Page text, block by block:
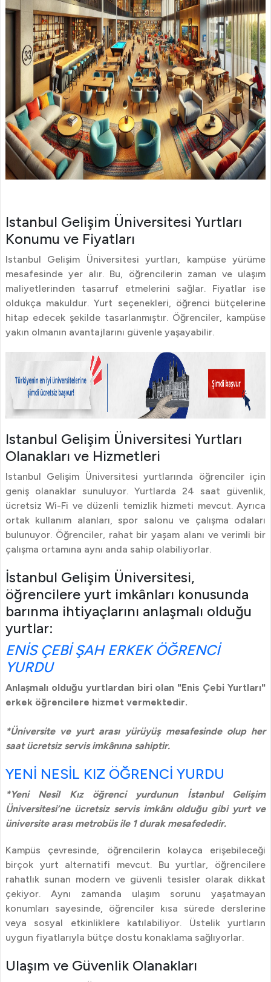
Istanbul Gelişim Üniversitesi Yurtları
Konumu ve Fiyatları
Istanbul Gelişim Üniversitesi yurtları, kampüse yürüme
mesafesinde yer alır. Bu, öğrencilerin zaman ve ulaşım
maliyetlerinden tasarruf etmelerini sağlar. Fiyatlar ise
oldukça makuldur. Yurt seçenekleri, öğrenci bütçelerine
hitap edecek şekilde tasarlanmıştır. Öğrenciler, kampüse
yakın olmanın avantajlarını güvenle yaşayabilir.
Istanbul Gelişim Üniversitesi Yurtları
Olanakları ve Hizmetleri
Istanbul Gelişim Üniversitesi yurtlarında öğrenciler için
geniş olanaklar sunuluyor. Yurtlarda 24 saat güvenlik,
ücretsiz Wi-Fi ve düzenli temizlik hizmeti mevcut. Ayrıca
ortak kullanım alanları, spor salonu ve çalışma odaları
bulunuyor. Öğrenciler, rahat bir yaşam alanı ve verimli bir
çalışma ortamına aynı anda sahip olabiliyorlar.
İstanbul Gelişim Üniversitesi,
öğrencilere yurt imkânları konusunda
barınma ihtiyaçlarını anlaşmalı olduğu
yurtlar:
ENİS ÇEBİ ŞAH ERKEK ÖĞRENCİ
YURDU
Anlaşmalı olduğu yurtlardan biri olan "Enis Çebi Yurtları"
erkek öğrencilere hizmet vermektedir.
*Üniversite ve yurt arası yürüyüş mesafesinde olup her
saat ücretsiz servis imkânına sahiptir.
YENİ NESİL KIZ ÖĞRENCİ YURDU
*Yeni Nesil Kız öğrenci yurdunun İstanbul Gelişim
Üniversitesi’ne ücretsiz servis imkânı olduğu gibi yurt ve
üniversite arası metrobüs ile 1 durak mesafededir.
Kampüs çevresinde, öğrencilerin kolayca erişebileceği
birçok yurt alternatifi mevcut. Bu yurtlar, öğrencilere
rahatlık sunan modern ve güvenli tesisler olarak dikkat
çekiyor. Aynı zamanda ulaşım sorunu yaşatmayan
konumları sayesinde, öğrenciler kısa sürede derslerine
veya sosyal etkinliklere katılabiliyor. Üstelik yurtların
uygun fiyatlarıyla bütçe dostu konaklama sağlıyorlar.
Ulaşım ve Güvenlik Olanakları